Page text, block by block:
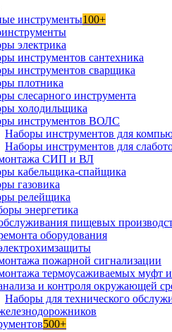
инструменты100+
электрика
инструментов сантехника
инструментов сварщика
плотника
слесарного инструмента
холодильщика
инструментов ВОЛС
Наборы инструментов для
Наборы инструментов для
СИП и ВЛ
кабельщика-спайщика
газовика
релейщика
энергетика
пищевых
оборудования
пожарной сигнализации
термоусаживаемых муфт
и контроля окружающей
Наборы для технического
500+